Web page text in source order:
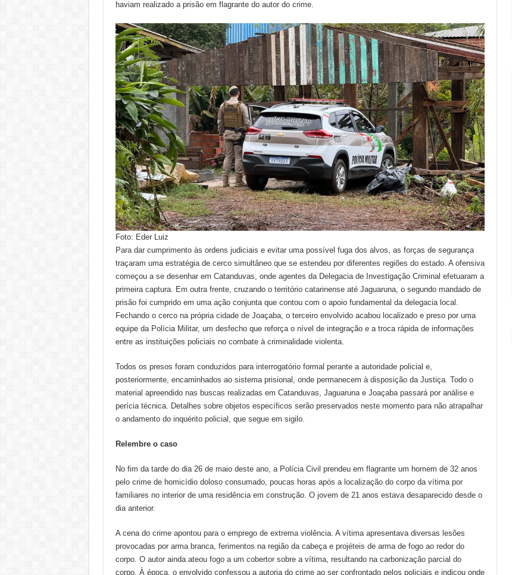
haviam realizado a prisão em flagrante do autor do crime.
Foto: Eder Luiz
Para dar cumprimento às ordens judiciais e evitar uma possível fuga dos alvos, as forças de segurança
traçaram uma estratégia de cerco simultâneo que se estendeu por diferentes regiões do estado. A ofensiva
começou a se desenhar em Catanduvas, onde agentes da Delegacia de Investigação Criminal efetuaram a
primeira captura. Em outra frente, cruzando o território catarinense até Jaguaruna, o segundo mandado de
prisão foi cumprido em uma ação conjunta que contou com o apoio fundamental da delegacia local.
Fechando o cerco na própria cidade de Joaçaba, o terceiro envolvido acabou localizado e preso por uma
equipe da Polícia Militar, um desfecho que reforça o nível de integração e a troca rápida de informações
entre as instituições policiais no combate à criminalidade violenta.
Todos os presos foram conduzidos para interrogatório formal perante a autoridade policial e,
posteriormente, encaminhados ao sistema prisional, onde permanecem à disposição da Justiça. Todo o
material apreendido nas buscas realizadas em Catanduvas, Jaguaruna e Joaçaba passará por análise e
perícia técnica. Detalhes sobre objetos específicos serão preservados neste momento para não atrapalhar
o andamento do inquérito policial, que segue em sigilo.
Relembre o caso
No fim da tarde do dia 26 de maio deste ano, a Polícia Civil prendeu em flagrante um homem de 32 anos
pelo crime de homicídio doloso consumado, poucas horas após a localização do corpo da vítima por
familiares no interior de uma residência em construção. O jovem de 21 anos estava desaparecido desde o
dia anterior.
A cena do crime apontou para o emprego de extrema violência. A vítima apresentava diversas lesões
provocadas por arma branca, ferimentos na região da cabeça e projéteis de arma de fogo ao redor do
corpo. O autor ainda ateou fogo a um cobertor sobre a vítima, resultando na carbonização parcial do
corpo. À época, o envolvido confessou a autoria do crime ao ser confrontado pelos policiais e indicou onde